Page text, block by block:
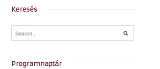
Keresés
Programnaptár